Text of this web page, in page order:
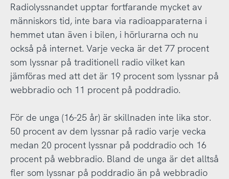
Radiolyssnandet upptar fortfarande mycket av
människors tid, inte bara via radioapparaterna i
hemmet utan även i bilen, i hörlurarna och nu
också på internet. Varje vecka är det 77 procent
som lyssnar på traditionell radio vilket kan
jämföras med att det är 19 procent som lyssnar på
webbradio och 11 procent på poddradio.
För de unga (16-25 år) är skillnaden inte lika stor.
50 procent av dem lyssnar på radio varje vecka
medan 20 procent lyssnar på poddradio och 16
procent på webbradio. Bland de unga är det alltså
fler som lyssnar på poddradio än på webbradio